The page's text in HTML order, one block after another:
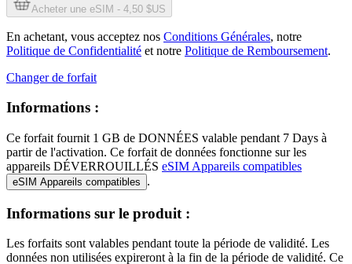
Acheter une eSIM - 4,50 $US
En achetant, vous acceptez nos Conditions Générales, notre
Politique de Confidentialité et notre Politique de Remboursement.
Changer de forfait
Informations :
Ce forfait fournit 1 GB de DONNÉES valable pendant 7 Days à
partir de l'activation. Ce forfait de données fonctionne sur les
appareils DÉVERROUILLÉS eSIM Appareils compatibles
eSIM Appareils compatibles .
Informations sur le produit :
Les forfaits sont valables pendant toute la période de validité. Les
données non utilisées expireront à la fin de la période de validité. Ce